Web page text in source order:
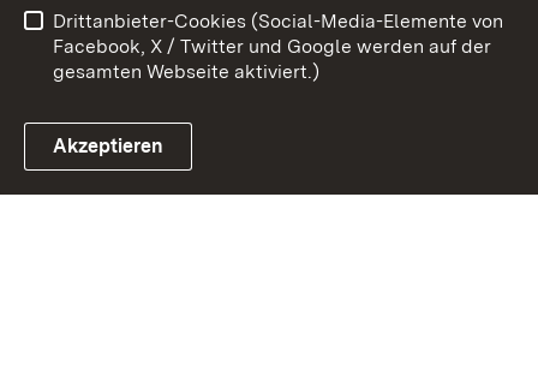
Link zum Landesportal
Impressum Cookies
Drittanbieter-Cookies (Social-Media-Elemente von
Facebook, X / Twitter und Google werden auf der
gesamten Webseite aktiviert.)
Akzeptieren